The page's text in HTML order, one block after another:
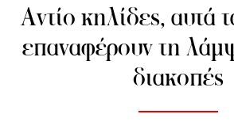
Αντίο κηλίδες, αυτά
επαναφέρουν τη
διακοπές